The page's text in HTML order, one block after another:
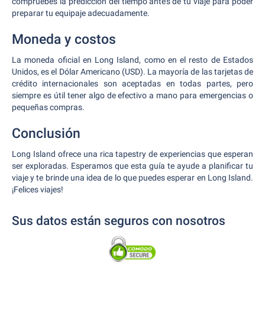
preparar tu equipaje adecuadamente.
Moneda y costos
La moneda oficial en Long Island, como en el resto de Estados
Unidos, es el Dólar Americano (USD). La mayoría de las tarjetas de
crédito internacionales son aceptadas en todas partes, pero
siempre es útil tener algo de efectivo a mano para emergencias o
pequeñas compras.
Conclusión
Long Island ofrece una rica tapestry de experiencias que esperan
ser exploradas. Esperamos que esta guía te ayude a planificar tu
viaje y te brinde una idea de lo que puedes esperar en Long Island.
¡Felices viajes!
Sus datos están seguros con nosotros